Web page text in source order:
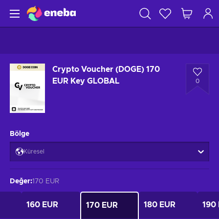
Crypto Voucher (DOGE) 170
EUR Key GLOBAL
0
Bölge
Küresel
Değer:170 EUR
160 EUR 170 EUR 180 EUR 190